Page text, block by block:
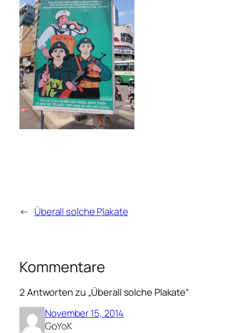
← Überall solche Plakate
Kommentare
2 Antworten zu „Überall solche Plakate“
November 15, 2014
GoYoK